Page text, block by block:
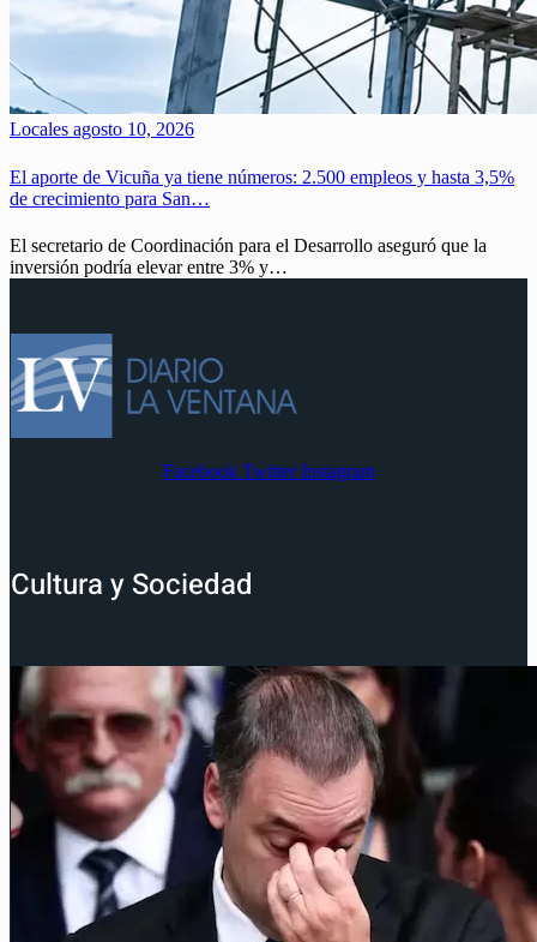
Locales agosto 10, 2026
El aporte de Vicuña ya tiene números: 2.500 empleos y hasta 3,5%
de crecimiento para San…
El secretario de Coordinación para el Desarrollo aseguró que la
inversión podría elevar entre 3% y…
Facebook Twitter Instagram
Cultura y Sociedad